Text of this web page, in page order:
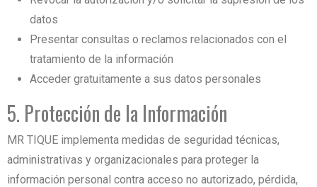
datos
Presentar consultas o reclamos relacionados con el
tratamiento de la información
Acceder gratuitamente a sus datos personales
5. Protección de la Información
MR TIQUE implementa medidas de seguridad técnicas,
administrativas y organizacionales para proteger la
información personal contra acceso no autorizado, pérdida,